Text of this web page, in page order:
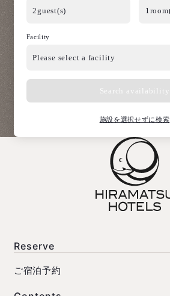
Facility
施設を選択せずに検索
Reserve
ご宿泊予約